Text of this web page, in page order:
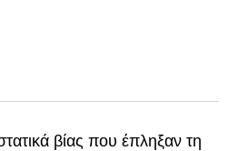
βίας που έπληξαν τη